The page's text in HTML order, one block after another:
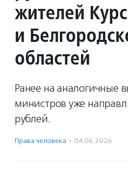
жителей
и
областей
Ранее на аналогичные
министров уже
рублей.
Права человека · 04.06.2026